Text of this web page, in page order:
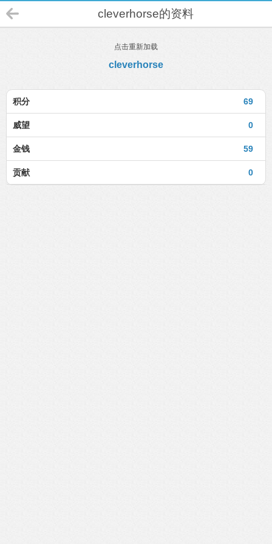
cleverhorse的资料
点击重新加载
cleverhorse
69
积分
0
威望
59
金钱
0
贡献